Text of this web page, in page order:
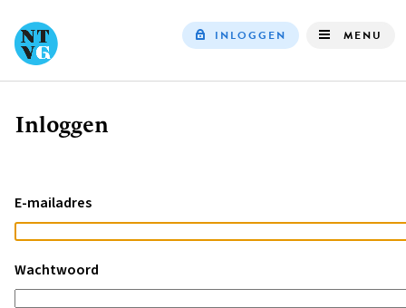
INLOGGEN MENU
Kruimelpad
Inloggen
E-mailadres
Wachtwoord